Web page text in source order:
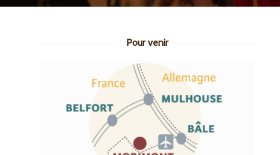
Pour venir